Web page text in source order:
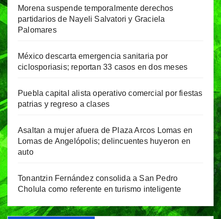
Morena suspende temporalmente derechos
partidarios de Nayeli Salvatori y Graciela
Palomares
México descarta emergencia sanitaria por
ciclosporiasis; reportan 33 casos en dos meses
Puebla capital alista operativo comercial por fiestas
patrias y regreso a clases
Asaltan a mujer afuera de Plaza Arcos Lomas en
Lomas de Angelópolis; delincuentes huyeron en
auto
Tonantzin Fernández consolida a San Pedro
Cholula como referente en turismo inteligente